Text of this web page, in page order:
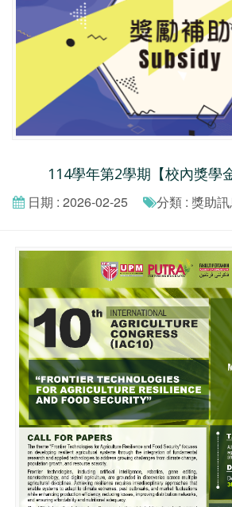
114學年第2學期【校內獎學
日期 : 2026-02-25 分類 : 獎助訊